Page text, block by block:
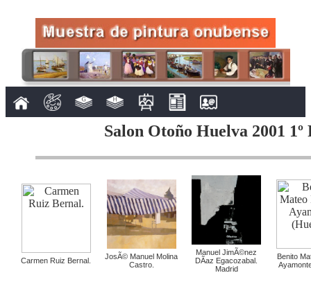
Salon Otoño Huelva 2001 1º
Carmen Ruiz Bernal.
JosÃ© Manuel Molina
Castro.
Manuel JimÃ©nez
DÃ­az Egacozabal.
Madrid
Benito